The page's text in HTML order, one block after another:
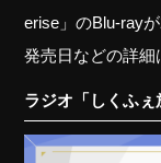
erise」のBlu-ray
発売日などの詳細
ラジオ「しくふぇ